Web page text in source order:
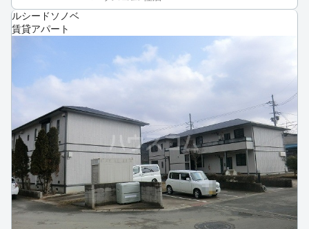
ルシードソノベ
賃貸アパート